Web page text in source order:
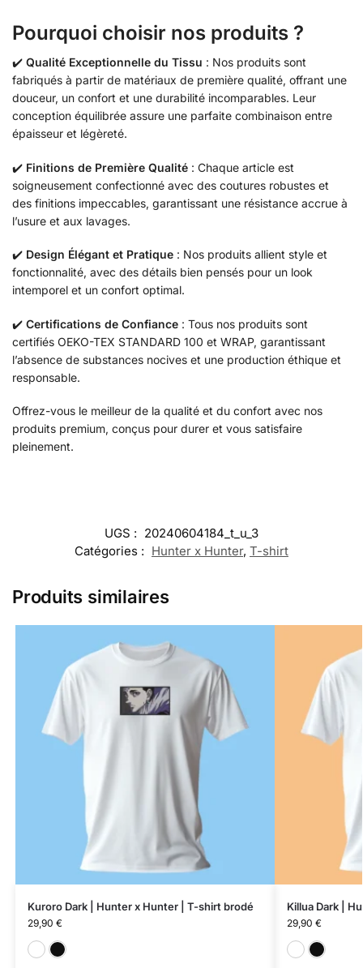
Pourquoi choisir nos produits ?
✔️ Qualité Exceptionnelle du Tissu : Nos produits sont
fabriqués à partir de matériaux de première qualité, offrant une
douceur, un confort et une durabilité incomparables. Leur
conception équilibrée assure une parfaite combinaison entre
épaisseur et légèreté.
✔️ Finitions de Première Qualité : Chaque article est
soigneusement confectionné avec des coutures robustes et
des finitions impeccables, garantissant une résistance accrue à
l’usure et aux lavages.
✔️ Design Élégant et Pratique : Nos produits allient style et
fonctionnalité, avec des détails bien pensés pour un look
intemporel et un confort optimal.
✔️ Certifications de Confiance : Tous nos produits sont
certifiés OEKO-TEX STANDARD 100 et WRAP, garantissant
l’absence de substances nocives et une production éthique et
responsable.
Offrez-vous le meilleur de la qualité et du confort avec nos
produits premium, conçus pour durer et vous satisfaire
pleinement.
UGS : 20240604184_t_u_3
Catégories : Hunter x Hunter, T-shirt
Produits similaires
Kuroro Dark | Hunter x Hunter | T-shirt brodé
29,90 €
Killua Dark |
29,90 €